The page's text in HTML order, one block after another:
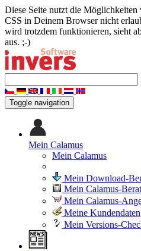
Diese Seite nutzt die
CSS in Deinem Browser nicht
wird trotzdem funktionieren, sieht
aus. ;-)
Toggle navigation
Mein Calamus
Mein Calamus
Mein Download-
Mein Calamus-
Mein Calamus-
Meine Kundendaten
Mein Versions-